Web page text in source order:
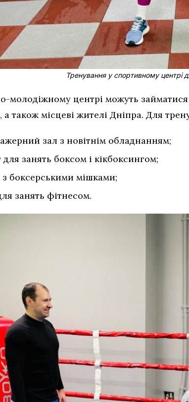
Тренування у спортивному
молодіжному центрі можуть
також місцеві жителі Дніпра. Для
зал з новітнім обладнанням;
занять боксом і кікбоксингом;
з боксерськими мішками;
занять фітнесом.